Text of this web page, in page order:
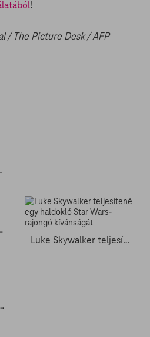
!
/ The Picture Desk / AFP
hercegnővel!
Luke Skywalker teljesítené egy haldokló Star Wars-rajongó kívánságát